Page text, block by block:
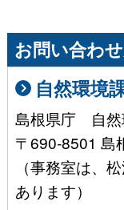
お問い合わ
自然環境
島根県庁 自
〒690-8501 島
（事務室は、
あります）